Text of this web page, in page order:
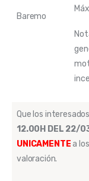
Baremo
Que los
12.00H DEL 22/
UNICAMENTE a
valoración.